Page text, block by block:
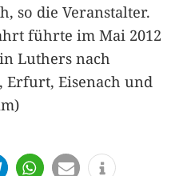
so die Veranstalter.
führte im Mai 2012
Luthers nach
Erfurt, Eisenach und